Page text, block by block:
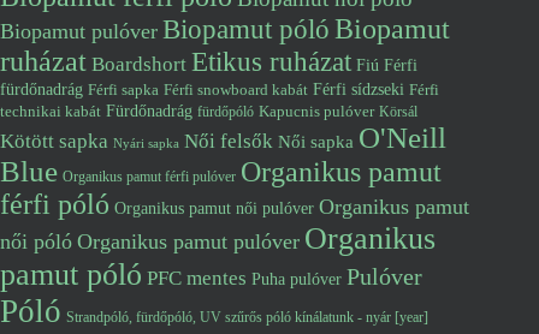
Biopamut pulóver Biopamut pólóBiopamut
ruházat Boardshort Etikus ruházat Fiú Férfi
fürdőnadrág Férfi sapka Férfi snowboard kabát Férfi sídzseki Férfi
technikai kabát Fürdőnadrág fürdőpóló Kapucnis pulóver Körsál
Kötött sapka Nyári sapka Női felsők Női sapka O'Neill
Blue Organikus pamut férfi pulóver Organikus pamut
férfi póló Organikus pamut női pulóver Organikus pamut
női póló Organikus pamut pulóver Organikus
pamut póló PFC mentes Puha pulóver Pulóver
Póló Strandpóló, fürdőpóló, UV szűrős póló kínálatunk - nyár [year]